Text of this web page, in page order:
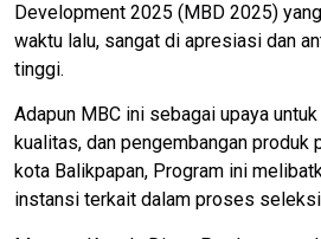
Development 2025 (MBD 2025)
waktu lalu, sangat di apresiasi dan
tinggi.
Adapun MBC ini sebagai upaya
kualitas, dan pengembangan produk
kota Balikpapan, Program ini
instansi terkait dalam proses seleksi